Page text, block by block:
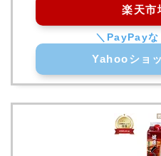
楽天市
Yahooショ